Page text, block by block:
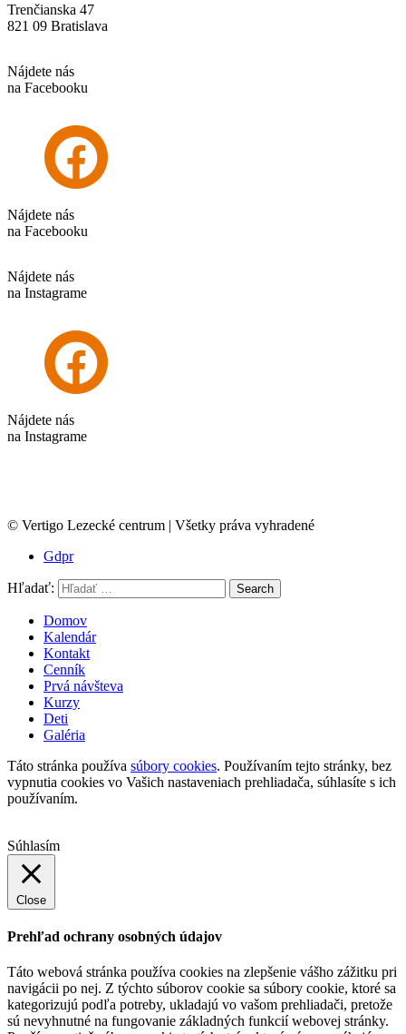
Trenčianska 47
821 09 Bratislava
Nájdete nás
na Facebooku
Nájdete nás
na Facebooku
Nájdete nás
na Instagrame
Nájdete nás
na Instagrame
© Vertigo Lezecké centrum | Všetky práva vyhradené
Gdpr
Hľadať: Search
Domov
Kalendár
Kontakt
Cenník
Prvá návšteva
Kurzy
Deti
Galéria
Táto stránka používa súbory cookies. Používaním tejto stránky, bez
vypnutia cookies vo Vašich nastaveniach prehliadača, súhlasíte s ich
používaním.
Súhlasím
Close
Prehľad ochrany osobných údajov
Táto webová stránka používa cookies na zlepšenie vášho zážitku pri
navigácii po nej. Z týchto súborov cookie sa súbory cookie, ktoré sa
kategorizujú podľa potreby, ukladajú vo vašom prehliadači, pretože
sú nevyhnutné na fungovanie základných funkcií webovej stránky.